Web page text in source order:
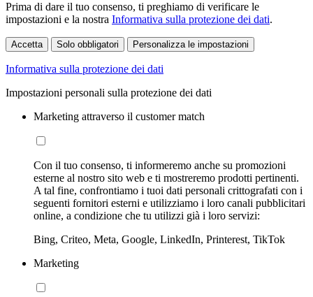
Prima di dare il tuo consenso, ti preghiamo di verificare le
impostazioni e la nostra Informativa sulla protezione dei dati.
Accetta Solo obbligatori Personalizza le impostazioni
Informativa sulla protezione dei dati
Impostazioni personali sulla protezione dei dati
Marketing attraverso il customer match
Con il tuo consenso, ti informeremo anche su promozioni
esterne al nostro sito web e ti mostreremo prodotti pertinenti.
A tal fine, confrontiamo i tuoi dati personali crittografati con i
seguenti fornitori esterni e utilizziamo i loro canali pubblicitari
online, a condizione che tu utilizzi già i loro servizi:
Bing, Criteo, Meta, Google, LinkedIn, Printerest, TikTok
Marketing